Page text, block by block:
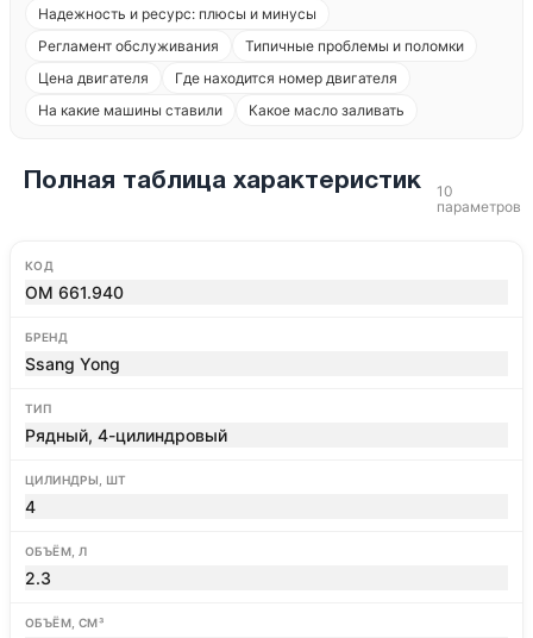
Надежность и ресурс: плюсы и минусы
Регламент обслуживания
Типичные проблемы и поломки
Цена двигателя
Где находится номер двигателя
На какие машины ставили
Какое масло заливать
Полная таблица характеристик
10
параметров
КОД
OM 661.940
БРЕНД
Ssang Yong
ТИП
Рядный, 4-цилиндровый
ЦИЛИНДРЫ, ШТ
4
ОБЪЁМ, Л
2.3
ОБЪЁМ, СМ³